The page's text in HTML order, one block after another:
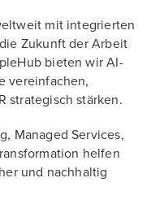
mit integrierten
Zukunft der Arbeit
bieten wir AI-
vereinfachen,
strategisch stärken.
Managed Services,
helfen
und nachhaltig